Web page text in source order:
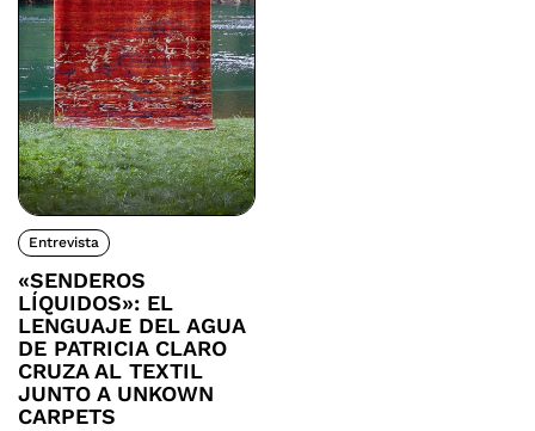
Entrevista
«SENDEROS
LÍQUIDOS»: EL
LENGUAJE DEL AGUA
DE PATRICIA CLARO
CRUZA AL TEXTIL
JUNTO A UNKOWN
CARPETS